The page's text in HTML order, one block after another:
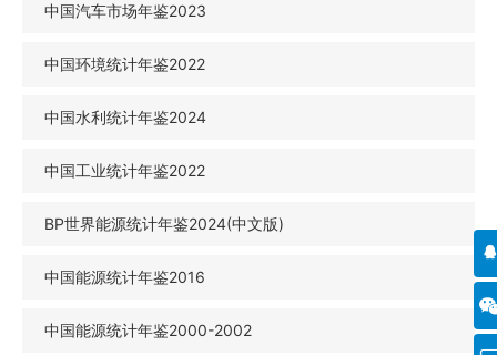
中国汽车市场年鉴2023
中国环境统计年鉴2022
中国水利统计年鉴2024
中国工业统计年鉴2022
BP世界能源统计年鉴2024(中文版)
中国能源统计年鉴2016
中国能源统计年鉴2000-2002